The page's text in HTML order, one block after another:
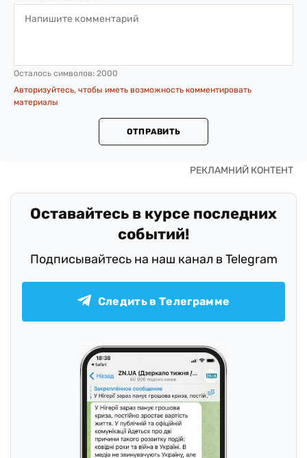
Осталось символов: 2000
Авторизуйтесь, чтобы иметь возможность комментировать
материалы
ОТПРАВИТЬ
Оставайтесь в курсе последних
событий!
Подписывайтесь на наш канал в Telegram
Следить в Телеграмме